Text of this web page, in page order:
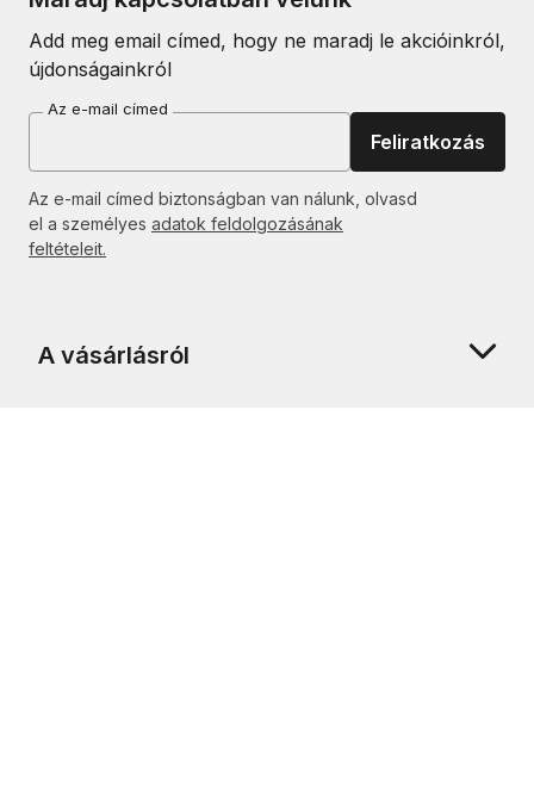
Add meg email címed, hogy ne maradj le akcióinkról,
újdonságainkról
Az e-mail címed
Feliratkozás
Az e-mail címed biztonságban van nálunk, olvasd
el a személyes adatok feldolgozásának
feltételeit.
A vásárlásról